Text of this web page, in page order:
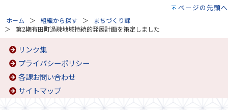
ページの先頭へ
ホーム 組織から探す
まちづくり課
第2期有田町過疎地域持続的発展計画を策定しました
リンク集
プライバシーポリシー
各課お問い合わせ
サイトマップ